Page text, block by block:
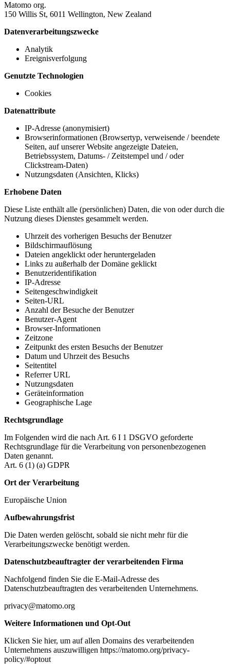
Matomo org.
150 Willis St, 6011 Wellington, New Zealand
Datenverarbeitungszwecke
Analytik
Ereignisverfolgung
Genutzte Technologien
Cookies
Datenattribute
IP-Adresse (anonymisiert)
Browserinformationen (Browsertyp, verweisende / beendete
Seiten, auf unserer Website angezeigte Dateien,
Betriebssystem, Datums- / Zeitstempel und / oder
Clickstream-Daten)
Nutzungsdaten (Ansichten, Klicks)
Erhobene Daten
Diese Liste enthält alle (persönlichen) Daten, die von oder durch die
Nutzung dieses Dienstes gesammelt werden.
Uhrzeit des vorherigen Besuchs der Benutzer
Bildschirmauflösung
Dateien angeklickt oder heruntergeladen
Links zu außerhalb der Domäne geklickt
Benutzeridentifikation
IP-Adresse
Seitengeschwindigkeit
Seiten-URL
Anzahl der Besuche der Benutzer
Benutzer-Agent
Browser-Informationen
Zeitzone
Zeitpunkt des ersten Besuchs der Benutzer
Datum und Uhrzeit des Besuchs
Seitentitel
Referrer URL
Nutzungsdaten
Geräteinformation
Geographische Lage
Rechtsgrundlage
Im Folgenden wird die nach Art. 6 I 1 DSGVO geforderte
Rechtsgrundlage für die Verarbeitung von personenbezogenen
Daten genannt.
Art. 6 (1) (a) GDPR
Ort der Verarbeitung
Europäische Union
Aufbewahrungsfrist
Die Daten werden gelöscht, sobald sie nicht mehr für die
Verarbeitungszwecke benötigt werden.
Datenschutzbeauftragter der verarbeitenden Firma
Nachfolgend finden Sie die E-Mail-Adresse des
Datenschutzbeauftragten des verarbeitenden Unternehmens.
privacy@matomo.org
Weitere Informationen und Opt-Out
Klicken Sie hier, um auf allen Domains des verarbeitenden
Unternehmens auszuwilligen https://matomo.org/privacy-
policy/#optout